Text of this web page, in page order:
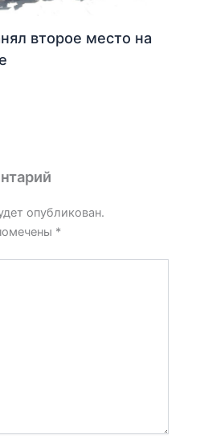
второе место на
опубликован.
*